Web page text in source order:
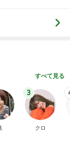
すべて見る
3
クロ